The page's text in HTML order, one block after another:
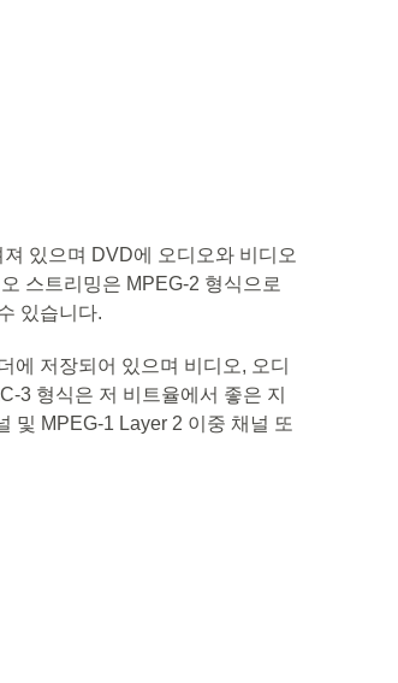
있으며 DVD에 오디오와 비디오
스트리밍은 MPEG-2 형식으로
있습니다.
에 저장되어 있으며 비디오, 오디
3 형식은 저 비트율에서 좋은 지
및 MPEG-1 Layer 2 이중 채널 또